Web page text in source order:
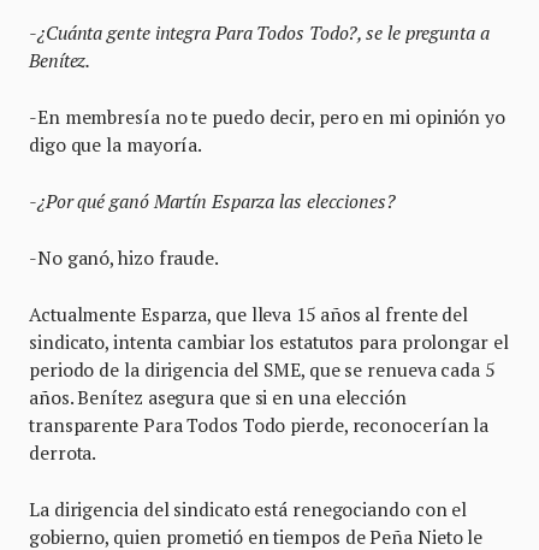
-¿Cuánta gente integra Para Todos Todo?, se le pregunta a
Benítez.
-En membresía no te puedo decir, pero en mi opinión yo
digo que la mayoría.
-¿Por qué ganó Martín Esparza las elecciones?
-No ganó, hizo fraude.
Actualmente Esparza, que lleva 15 años al frente del
sindicato, intenta cambiar los estatutos para prolongar el
periodo de la dirigencia del SME, que se renueva cada 5
años. Benítez asegura que si en una elección
transparente Para Todos Todo pierde, reconocerían la
derrota.
La dirigencia del sindicato está renegociando con el
gobierno, quien prometió en tiempos de Peña Nieto le